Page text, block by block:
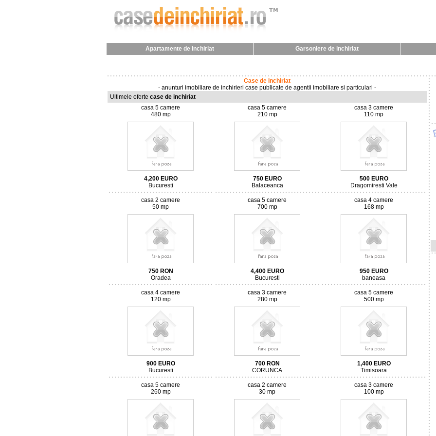
Apartamente de inchiriat Garsoniere de inchiriat
Case de inchiriat
- anunturi imobiliare de inchirieri case publicate de agentii imobiliare si particulari -
Ultimele oferte case de inchiriat
casa 5 camere
480 mp
4,200 EURO
Bucuresti
casa 5 camere
210 mp
750 EURO
Balaceanca
casa 3 camere
110 mp
500 EURO
Dragomiresti Vale
casa 2 camere
50 mp
750 RON
Oradea
casa 5 camere
700 mp
4,400 EURO
Bucuresti
casa 4 camere
168 mp
950 EURO
baneasa
casa 4 camere
120 mp
900 EURO
Bucuresti
casa 3 camere
280 mp
700 RON
CORUNCA
casa 5 camere
500 mp
1,400 EURO
Timisoara
casa 5 camere
260 mp
casa 2 camere
30 mp
casa 3 camere
100 mp